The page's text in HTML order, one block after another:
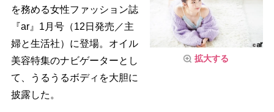
拡大する
を務める女性ファッション誌
『ar』1月号（12日発売／主
婦と生活社）に登場。オイル
美容特集のナビゲーターとし
て、うるうるボディを大胆に
披露した。